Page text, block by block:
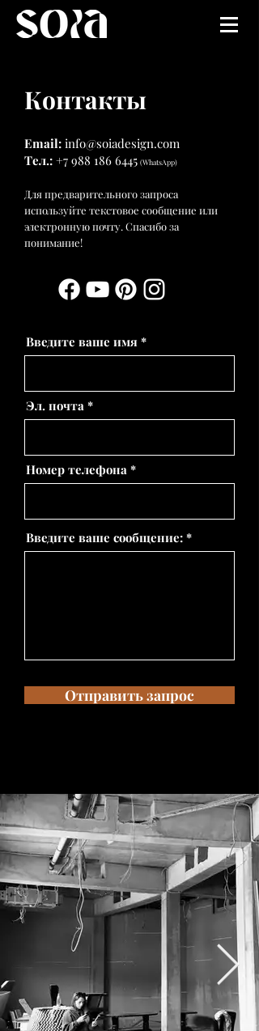
Контакты
​Email: info@soiadesign.com
Тел.: +7 988 186 6445 (WhatsApp)
Для предварительного запроса
используйте текстовое сообщение или
электронную почту. Спасибо за
понимание!
Введите ваше имя
Эл. почта
Номер телефона
Введите ваше сообщение:
Отправить запрос